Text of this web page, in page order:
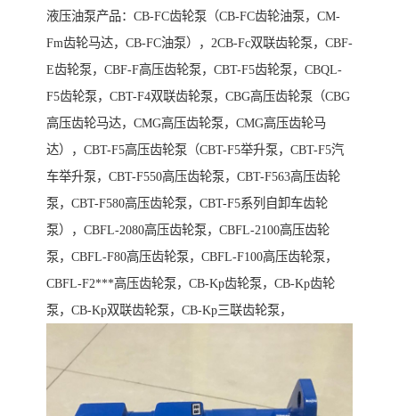
液压油泵产品：CB-FC齿轮泵（CB-FC齿轮油泵，CM-
Fm齿轮马达，CB-FC油泵），2CB-Fc双联齿轮泵，CBF-
E齿轮泵，CBF-F高压齿轮泵，CBT-F5齿轮泵，CBQL-
F5齿轮泵，CBT-F4双联齿轮泵，CBG高压齿轮泵（CBG
高压齿轮马达，CMG高压齿轮泵，CMG高压齿轮马
达），CBT-F5高压齿轮泵（CBT-F5举升泵，CBT-F5汽
车举升泵，CBT-F550高压齿轮泵，CBT-F563高压齿轮
泵，CBT-F580高压齿轮泵，CBT-F5系列自卸车齿轮
泵），CBFL-2080高压齿轮泵，CBFL-2100高压齿轮
泵，CBFL-F80高压齿轮泵，CBFL-F100高压齿轮泵，
CBFL-F2***高压齿轮泵，CB-Kp齿轮泵，CB-Kp齿轮
泵，CB-Kp双联齿轮泵，CB-Kp三联齿轮泵，